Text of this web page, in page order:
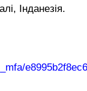
Інданезія.